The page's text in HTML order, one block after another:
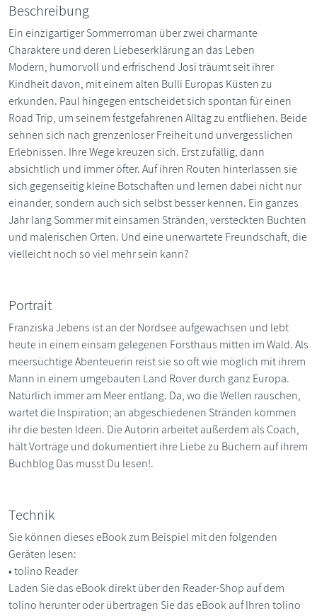
Beschreibung
Ein einzigartiger Sommerroman über zwei charmante
Charaktere und deren Liebeserklärung an das Leben
Modern, humorvoll und erfrischend Josi träumt seit ihrer
Kindheit davon, mit einem alten Bulli Europas Küsten zu
erkunden. Paul hingegen entscheidet sich spontan für einen
Road Trip, um seinem festgefahrenen Alltag zu entfliehen. Beide
sehnen sich nach grenzenloser Freiheit und unvergesslichen
Erlebnissen. Ihre Wege kreuzen sich. Erst zufällig, dann
absichtlich und immer öfter. Auf ihren Routen hinterlassen sie
sich gegenseitig kleine Botschaften und lernen dabei nicht nur
einander, sondern auch sich selbst besser kennen. Ein ganzes
Jahr lang Sommer mit einsamen Stränden, versteckten Buchten
und malerischen Orten. Und eine unerwartete Freundschaft, die
vielleicht noch so viel mehr sein kann?
Portrait
Franziska Jebens ist an der Nordsee aufgewachsen und lebt
heute in einem einsam gelegenen Forsthaus mitten im Wald. Als
meersüchtige Abenteuerin reist sie so oft wie möglich mit ihrem
Mann in einem umgebauten Land Rover durch ganz Europa.
Natürlich immer am Meer entlang. Da, wo die Wellen rauschen,
wartet die Inspiration; an abgeschiedenen Stränden kommen
ihr die besten Ideen. Die Autorin arbeitet außerdem als Coach,
hält Vorträge und dokumentiert ihre Liebe zu Büchern auf ihrem
Buchblog Das musst Du lesen!.
Technik
Sie können dieses eBook zum Beispiel mit den folgenden
Geräten lesen:
• tolino Reader
Laden Sie das eBook direkt über den Reader-Shop auf dem
tolino herunter oder übertragen Sie das eBook auf Ihren tolino